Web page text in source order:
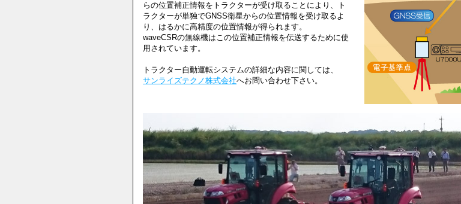
らの位置補正情報をトラクターが受け取ることにより、ト
ラクターが単独でGNSS衛星からの位置情報を受け取るよ
り、はるかに高精度の位置情報が得られます。
waveCSRの無線機はこの位置補正情報を伝送するために使
用されています。
トラクター自動運転システムの詳細な内容に関しては、
サンライズテクノ株式会社へお問い合わせ下さい。